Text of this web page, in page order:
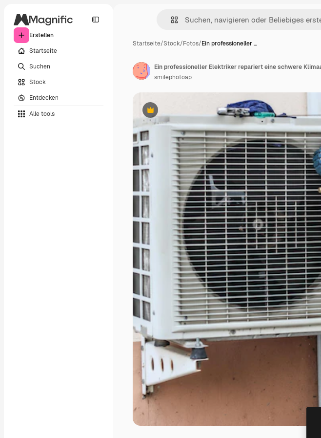
Erstellen
Startseite
Suchen
Stock
Entdecken
Alle tools
Startseite/Stock/Fotos/Ein professioneller …
Premium
smilephotoap